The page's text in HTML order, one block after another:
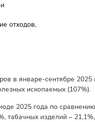
отходов,
в январе-сентябре
ископаемых (107%).
2025 года по
табачных изделий –